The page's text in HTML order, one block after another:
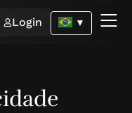
Login ▼